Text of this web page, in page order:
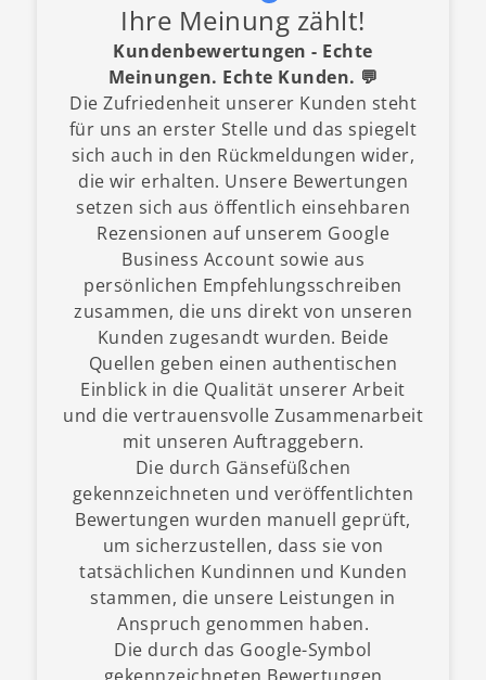
Ihre Meinung zählt!
Kundenbewertungen - Echte
Meinungen. Echte Kunden. 💬
Die Zufriedenheit unserer Kunden steht
für uns an erster Stelle und das spiegelt
sich auch in den Rückmeldungen wider,
die wir erhalten. Unsere Bewertungen
setzen sich aus öffentlich einsehbaren
Rezensionen auf unserem Google
Business Account sowie aus
persönlichen Empfehlungsschreiben
zusammen, die uns direkt von unseren
Kunden zugesandt wurden. Beide
Quellen geben einen authentischen
Einblick in die Qualität unserer Arbeit
und die vertrauensvolle Zusammenarbeit
mit unseren Auftraggebern.
Die durch Gänsefüßchen
gekennzeichneten und veröffentlichten
Bewertungen wurden manuell geprüft,
um sicherzustellen, dass sie von
tatsächlichen Kundinnen und Kunden
stammen, die unsere Leistungen in
Anspruch genommen haben.
Die durch das Google-Symbol